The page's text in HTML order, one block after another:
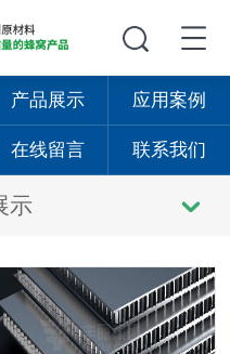
产品展示 应用案例
在线留言 联系我们
示